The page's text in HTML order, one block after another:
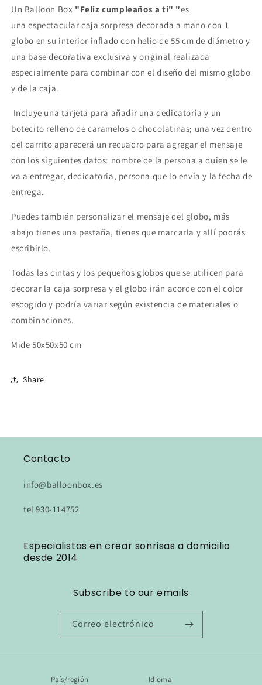
Un Balloon Box "Feliz cumpleaños a ti" "es
una espectacular caja sorpresa decorada a mano con 1
globo en su interior inflado con helio de 55 cm de diámetro y
una base decorativa exclusiva y original realizada
especialmente para combinar con el diseño del mismo globo
y de la caja.
Incluye una tarjeta para añadir una dedicatoria y un
botecito relleno de caramelos o chocolatinas; una vez dentro
del carrito aparecerá un recuadro para agregar el mensaje
con los siguientes datos: nombre de la persona a quien se le
va a entregar, dedicatoria, persona que lo envía y la fecha de
entrega.
Puedes también personalizar el mensaje del globo, más
abajo tienes una pestaña, tienes que marcarla y allí podrás
escribirlo.
Todas las cintas y los pequeños globos que se utilicen para
decorar la caja sorpresa y el globo irán acorde con el color
escogido y podría variar según existencia de materiales o
combinaciones.
Mide 50x50x50 cm
Share
Contacto
info@balloonbox.es
tel 930-114752
Especialistas en crear sonrisas a domicilio
desde 2014
Subscribe to our emails
Correo electrónico
País/región Idioma